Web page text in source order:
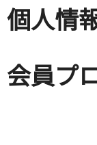
個人情
会員プ